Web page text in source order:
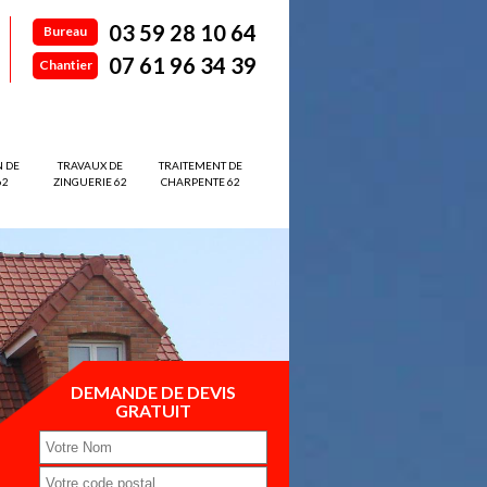
Bureau 03 59 28 10 64
Chantier 07 61 96 34 39
DE
TRAVAUX DE
ZINGUERIE 62
TRAITEMENT DE
CHARPENTE 62
DEMANDE DE DEVIS
GRATUIT